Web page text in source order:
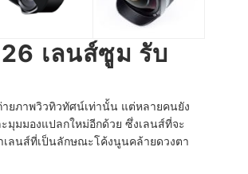
เลนส์ซูม รับ
ายภาพวิวทิวทัศน์เท่านั้น แต่หลายคนยัง
มุมมองแปลกใหม่อีกด้วย ซึ่งเลนส์ที่จะ
เลนส์ที่เป็นลักษณะโค้งนูนคล้ายดวงตา